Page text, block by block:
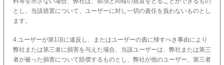
とし、当該措置について、ユーザーに対し一切の責任を負わないものとし
ます。
4.ユーザーが第1項に違反し、またはユーザーの責に帰すべき事由により
弊社または第三者に損害を与えた場合、当該ユーザーは、弊社または第三
者が被った損害について賠償するものとし、弊社が他のユーザー、第三者